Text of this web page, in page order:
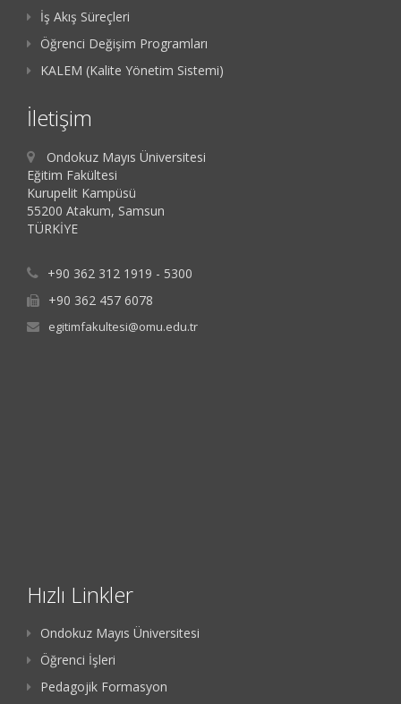
İş Akış Süreçleri
Öğrenci Değişim Programları
KALEM (Kalite Yönetim Sistemi)
İletişim
Ondokuz Mayıs Üniversitesi
Eğitim Fakültesi
Kurupelit Kampüsü
55200 Atakum, Samsun
TÜRKİYE
+90 362 312 1919 - 5300
+90 362 457 6078
egitimfakultesi@omu.edu.tr
Hızlı Linkler
Ondokuz Mayıs Üniversitesi
Öğrenci İşleri
Pedagojik Formasyon